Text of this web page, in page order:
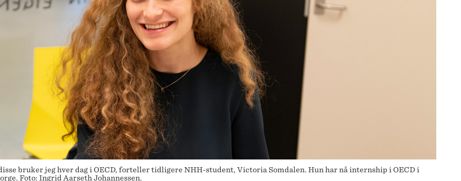
bruker jeg hver dag i OECD, forteller tidligere NHH-student, Victoria Somdalen. Hun har nå internship i OECD i
Foto: Ingrid Aarseth Johannessen.